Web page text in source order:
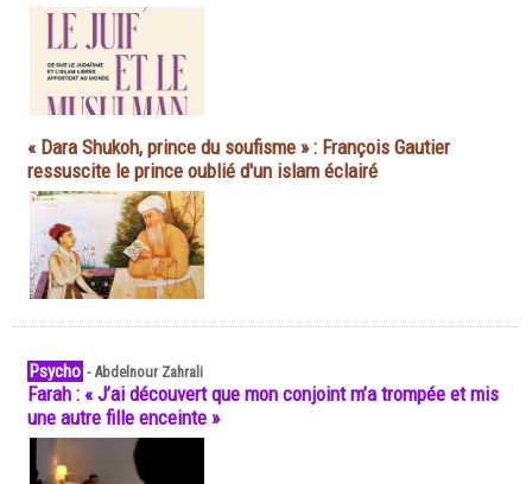
« Dara Shukoh, prince du soufisme » : François Gautier
ressuscite le prince oublié d'un islam éclairé
Psycho -Abdelnour Zahrali
Farah : « J’ai découvert que mon conjoint m’a trompée et mis
une autre fille enceinte »